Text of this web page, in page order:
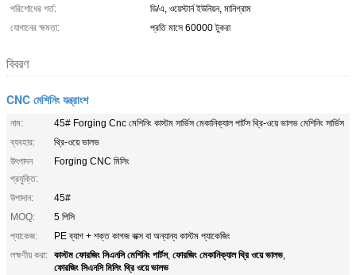
পরিশোধের শর্ত:
ডি/এ, ওয়েস্টার্ন ইউনিয়ন, মানিগ্রাম
যোগানের ক্ষমতা:
প্রতি মাসে 60000 টুকরা
বিবরণ
CNC মেশিনিং যন্ত্রাংশ
নাম:
45# Forging Cnc মেশিনিং কাস্টম সার্ভিস মেকানিক্যাল পার্টস থ্রি-ওয়ে ভালভ মেশিনিং সার্ভিস
ব্যবহার:
থ্রি-ওয়ে ভালভ
উৎপাদন
প্রযুক্তি:
Forging CNC মিলিং
উপাদান:
45#
MOQ:
5 পিসি
প্যাকেজ:
PE ব্যাগ + শক্ত কাগজ বাক্স বা অন্যান্য কাস্টম প্যাকেজিং
লক্ষণীয় করা: কাস্টম ফোরজিং সিএনসি মেশিনিং পার্টস, ফোরজিং মেকানিক্যাল থ্রি ওয়ে ভালভ,
ফোরজিং সিএনসি মিলিং থ্রি ওয়ে ভালভ